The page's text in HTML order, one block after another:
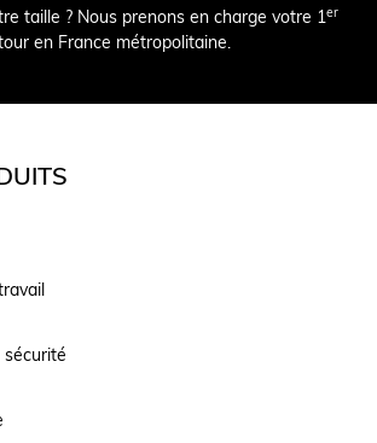
taille ? Nous prenons en charge votre 1er
en France métropolitaine.
sécurité